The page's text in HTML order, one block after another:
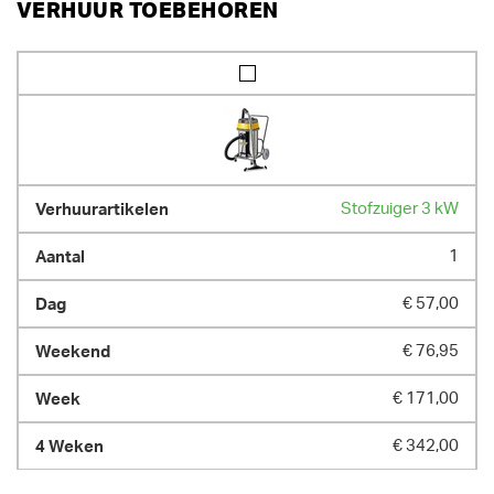
VERHUUR TOEBEHOREN
Stofzuiger 3 kW
1
€ 57,00
€ 76,95
€ 171,00
€ 342,00